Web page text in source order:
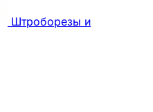
Штроборезы и